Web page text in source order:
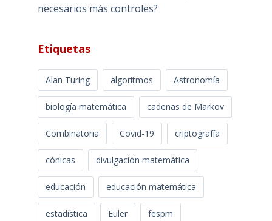
necesarios más controles?
Etiquetas
Alan Turing algoritmos Astronomía
biología matemática cadenas de Markov
Combinatoria Covid-19 criptografía
cónicas divulgación matemática
educación educación matemática
estadística Euler fespm